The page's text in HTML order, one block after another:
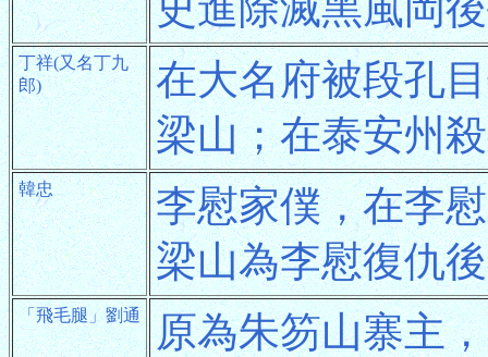
丁祥(又名丁九
郎)
在大名府被段孔
梁山；在泰安州
韓忠
李慰家僕，在李
梁山為李慰復仇
「飛毛腿」劉通
原為朱笏山寨主